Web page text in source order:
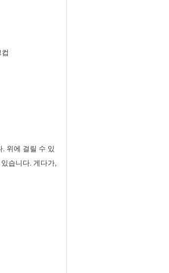
위에 걸릴 수 있
습니다. 게다가,